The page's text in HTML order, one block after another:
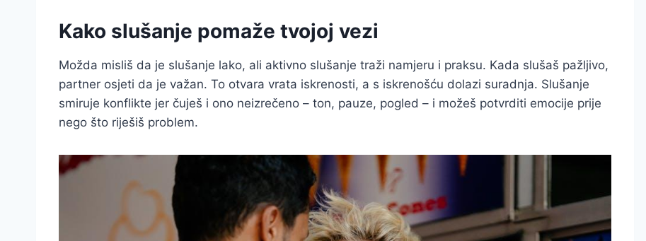
Kako slušanje pomaže tvojoj vezi
Možda misliš da je slušanje lako, ali aktivno slušanje traži namjeru i praksu. Kada slušaš pažljivo,
partner osjeti da je važan. To otvara vrata iskrenosti, a s iskrenošću dolazi suradnja. Slušanje
smiruje konflikte jer čuješ i ono neizrečeno – ton, pauze, pogled – i možeš potvrditi emocije prije
nego što riješiš problem.